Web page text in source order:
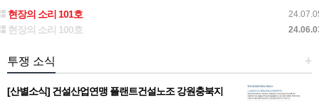
현장의 소리 101호
현장의 소리 100호
+
투쟁 소식
[산별소식] 건설산업연맹 플랜트건설노조 강원충북지